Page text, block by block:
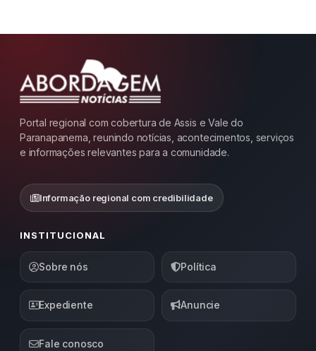
Portal regional com cobertura de Assis e Vale do
Paranapanema, reunindo notícias, acontecimentos, serviços
e informações relevantes para a comunidade.
Informação regional com credibilidade
INSTITUCIONAL
Sobre nós Política
Expediente Anuncie
Fale conosco